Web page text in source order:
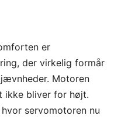
er
der virkelig formår
Motoren
ikke bliver for højt.
servomotoren nu